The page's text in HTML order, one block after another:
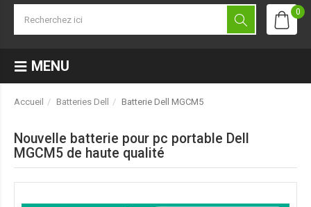
0
MENU
Accueil Batteries Dell Batterie Dell MGCM5
Nouvelle batterie pour pc portable Dell
MGCM5 de haute qualité